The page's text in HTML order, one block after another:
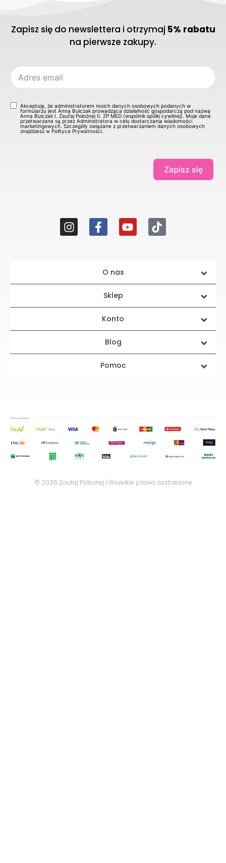
Zapisz się do newslettera i otrzymaj 5% rabatu
na pierwsze zakupy.
Akceptuję, że administratorem moich danych osobowych podanych w
formularzu jest Anna Bulczak prowadząca działalność gospodarczą pod nazwą
Anna Bulczak I. Zaufaj Położnej II. ZP MED (wspólnik spółki cywilnej). Moje dane
przetwarzane są przez Administratora w celu dostarczania wiadomości
marketingowych. Szczegóły związane z przetwarzaniem danych osobowych
znajdziesz w Polityce Prywatności.
Zapisz się
O nas
Sklep
Konto
Blog
Pomoc
© 2026 Zaufaj Położnej | Wszelkie prawa zastrzeżone